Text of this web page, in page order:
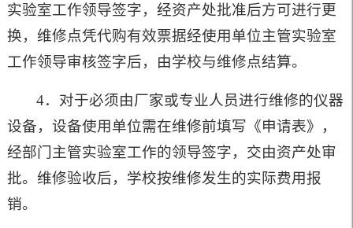
实验室工作领导签字，经资产处批准后方可进行更
换，维修点凭代购有效票据经使用单位主管实验室
工作领导审核签字后，由学校与维修点结算。
4．对于必须由厂家或专业人员进行维修的仪器
设备，设备使用单位需在维修前填写《申请表》，
经部门主管实验室工作的领导签字，交由资产处审
批。维修验收后，学校按维修发生的实际费用报
销。